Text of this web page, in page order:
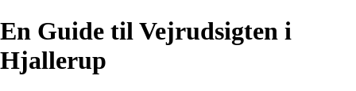
En Guide til Vejrudsigten i
Hjallerup